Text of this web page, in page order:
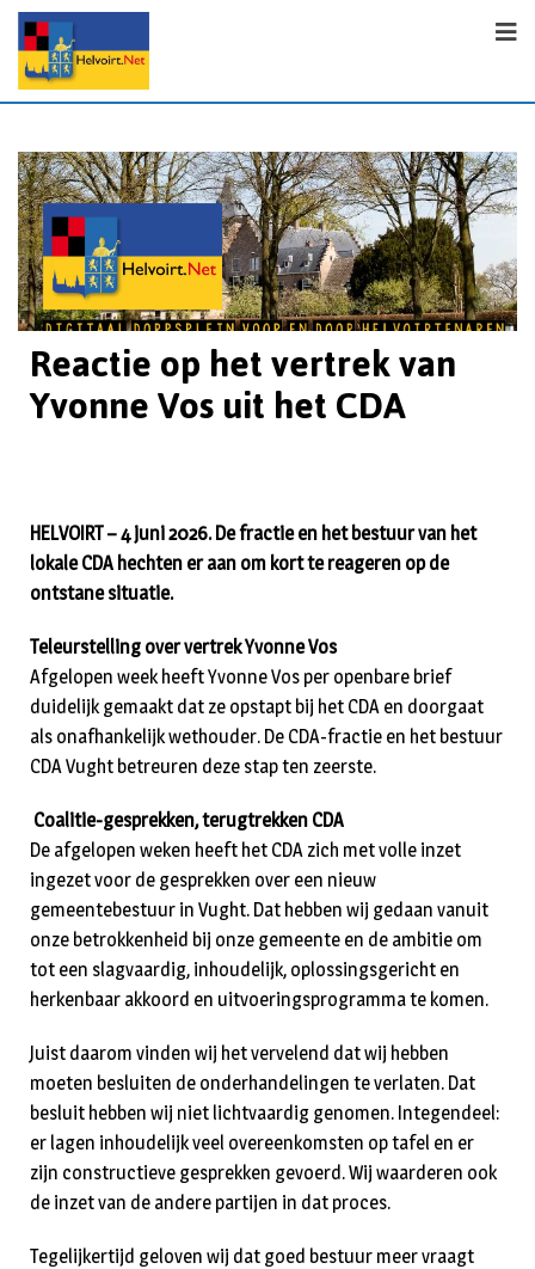
Reactie op het vertrek van
Yvonne Vos uit het CDA
HELVOIRT – 4 juni 2026. De fractie en het bestuur van het
lokale CDA hechten er aan om kort te reageren op de
ontstane situatie.
Teleurstelling over vertrek Yvonne Vos
Afgelopen week heeft Yvonne Vos per openbare brief
duidelijk gemaakt dat ze opstapt bij het CDA en doorgaat
als onafhankelijk wethouder. De CDA-fractie en het bestuur
CDA Vught betreuren deze stap ten zeerste.
Coalitie-gesprekken, terugtrekken CDA
De afgelopen weken heeft het CDA zich met volle inzet
ingezet voor de gesprekken over een nieuw
gemeentebestuur in Vught. Dat hebben wij gedaan vanuit
onze betrokkenheid bij onze gemeente en de ambitie om
tot een slagvaardig, inhoudelijk, oplossingsgericht en
herkenbaar akkoord en uitvoeringsprogramma te komen.
Juist daarom vinden wij het vervelend dat wij hebben
moeten besluiten de onderhandelingen te verlaten. Dat
besluit hebben wij niet lichtvaardig genomen. Integendeel:
er lagen inhoudelijk veel overeenkomsten op tafel en er
zijn constructieve gesprekken gevoerd. Wij waarderen ook
de inzet van de andere partijen in dat proces.
Tegelijkertijd geloven wij dat goed bestuur meer vraagt